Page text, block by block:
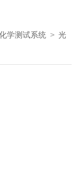
学测试系统 >光